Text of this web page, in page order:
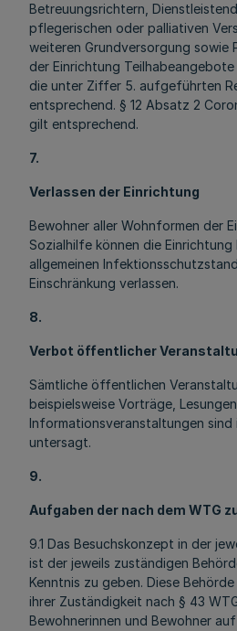
Betreuungsrichtern,
pflegerischen oder palliativen
weiteren Grundversorgung sowie
der Einrichtung
die unter Ziffer 5. aufgeführten
entsprechend. § 12 Absatz 2
gilt entsprechend.
7.
Verlassen der Einrichtung
Bewohner aller Wohnformen der
Sozialhilfe können die
allgemeinen
Einschränkung verlassen.
8.
Verbot öffentlicher
Sämtliche öffentlichen
beispielsweise Vorträge, Lesungen,
Informationsveranstaltungen sind
untersagt.
9.
Aufgaben der nach dem WTG
9.1 Das Besuchskonzept in der
ist der jeweils zuständigen
Kenntnis zu geben. Diese
ihrer Zuständigkeit nach § 43
Bewohnerinnen und Bewohner